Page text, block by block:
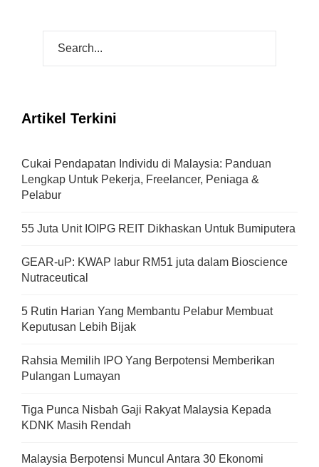
Artikel Terkini
Cukai Pendapatan Individu di Malaysia: Panduan
Lengkap Untuk Pekerja, Freelancer, Peniaga &
Pelabur
55 Juta Unit IOIPG REIT Dikhaskan Untuk Bumiputera
GEAR-uP: KWAP labur RM51 juta dalam Bioscience
Nutraceutical
5 Rutin Harian Yang Membantu Pelabur Membuat
Keputusan Lebih Bijak
Rahsia Memilih IPO Yang Berpotensi Memberikan
Pulangan Lumayan
Tiga Punca Nisbah Gaji Rakyat Malaysia Kepada
KDNK Masih Rendah
Malaysia Berpotensi Muncul Antara 30 Ekonomi